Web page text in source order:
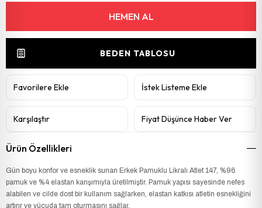
BEDEN TABLOSU
Favorilere Ekle İstek Listeme Ekle
Karşılaştır Fiyat Düşünce Haber Ver
Ürün Özellikleri
Gün boyu konfor ve esneklik sunan Erkek Pamuklu Likralı Atlet 147, %96
pamuk ve %4 elastan karışımıyla üretilmiştir. Pamuk yapısı sayesinde nefes
alabilen ve cilde dost bir kullanım sağlarken, elastan katkısı atletin esnekliğini
artırır ve vücuda tam oturmasını sağlar.